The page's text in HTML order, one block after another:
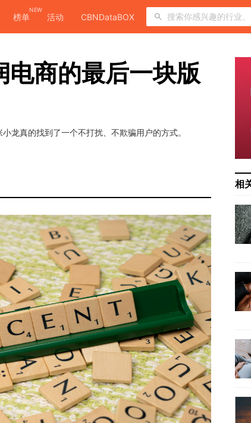
榜单
NEW
活动 CBNDataBOX
电商的最后一块版
龙真的找到了一个不打扰、不欺骗用户的方式。
相